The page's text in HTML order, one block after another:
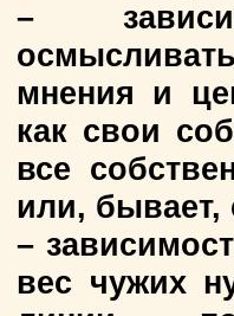
–
мнения и
как свои
все
или,
–
вес чужих